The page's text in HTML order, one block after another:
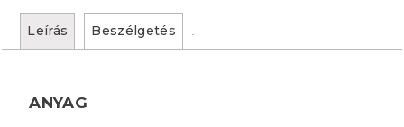
Leírás Beszélgetés
ANYAG